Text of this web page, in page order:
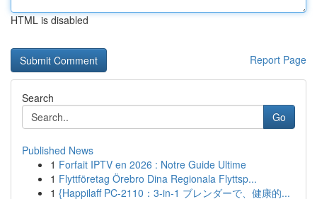
HTML is disabled
Report Page
Search
Go
Published News
1 Forfait IPTV en 2026 : Notre Guide Ultime
1 Flyttföretag Örebro Dina Regionala Flyttsp...
1 {Happilaff PC-2110：3-in-1 ブレンダーで、健康的...